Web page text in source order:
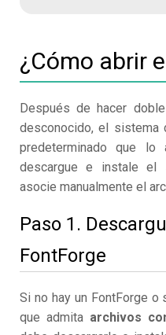
¿Cómo abrir
Después de hacer
desconocido, el sistema
predeterminado que
descargue e instale el
asocie manualmente el
Paso 1.
FontForge
Si no hay un FontForge
que admita archivos